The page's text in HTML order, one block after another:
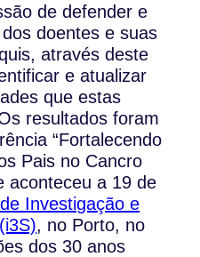
de defender e
doentes e suas
através deste
e atualizar
que estas
resultados foram
“Fortalecendo
Pais no Cancro
aconteceu a 19 de
Investigação e
, no Porto, no
dos 30 anos